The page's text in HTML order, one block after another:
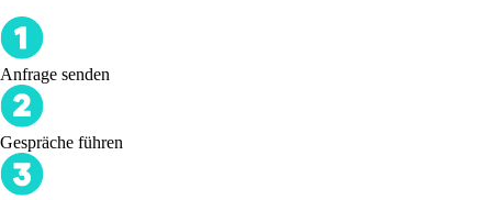
Anfrage senden
Gespräche führen